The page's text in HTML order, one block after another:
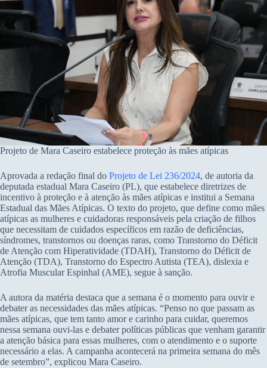
Projeto de Mara Caseiro estabelece proteção às mães atípicas
Aprovada a redação final do Projeto de Lei 236/2024, de autoria da
deputada estadual Mara Caseiro (PL), que estabelece diretrizes de
incentivo à proteção e à atenção às mães atípicas e institui a Semana
Estadual das Mães Atípicas. O texto do projeto, que define como mães
atípicas as mulheres e cuidadoras responsáveis pela criação de filhos
que necessitam de cuidados específicos em razão de deficiências,
síndromes, transtornos ou doenças raras, como Transtorno do Déficit
de Atenção com Hiperatividade (TDAH), Transtorno do Déficit de
Atenção (TDA), Transtorno do Espectro Autista (TEA), dislexia e
Atrofia Muscular Espinhal (AME), segue à sanção.
A autora da matéria destaca que a semana é o momento para ouvir e
debater as necessidades das mães atípicas. “Penso no que passam as
mães atípicas, que tem tanto amor e carinho para cuidar, queremos
nessa semana ouvi-las e debater políticas públicas que venham garantir
a atenção básica para essas mulheres, com o atendimento e o suporte
necessário a elas. A campanha acontecerá na primeira semana do mês
de setembro”, explicou Mara Caseiro.